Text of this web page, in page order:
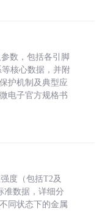
数，包括各引脚
核心数据，并附
护机制及典型应
电子官方规格书
度（包括T2及
准数据，详细分
同状态下的金属